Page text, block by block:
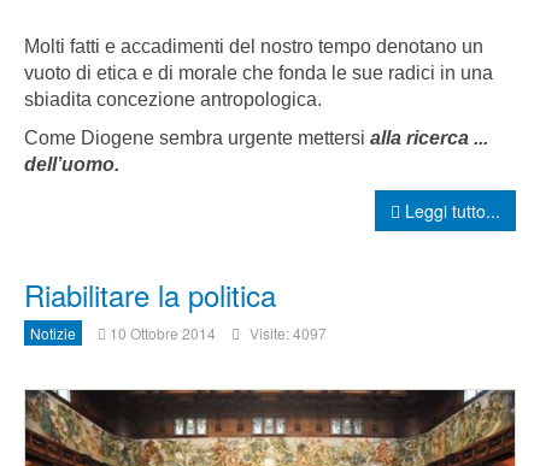
Molti fatti e accadimenti del nostro tempo denotano un
vuoto di etica e di morale che fonda le sue radici in una
sbiadita concezione antropologica.
Come Diogene sembra urgente mettersi alla ricerca ...
dell’uomo.
Leggi tutto...
Riabilitare la politica
Notizie 10 Ottobre 2014 Visite: 4097